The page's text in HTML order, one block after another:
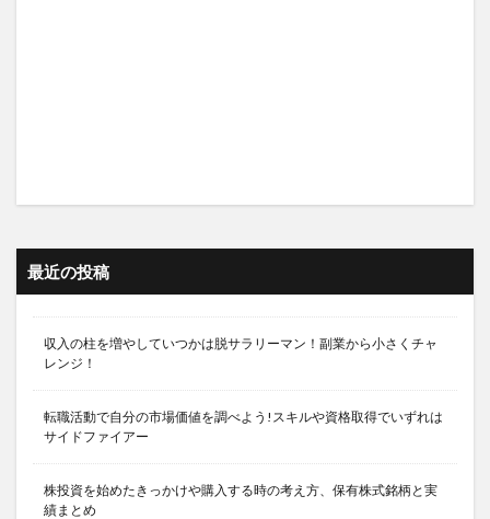
最近の投稿
収入の柱を増やしていつかは脱サラリーマン！副業から小さくチャ
レンジ！
転職活動で自分の市場価値を調べよう!スキルや資格取得でいずれは
サイドファイアー
株投資を始めたきっかけや購入する時の考え方、保有株式銘柄と実
績まとめ